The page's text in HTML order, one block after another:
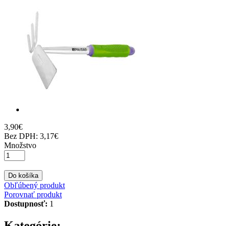
3,90€
Bez DPH: 3,17€
Množstvo
Do košíka
Obľúbený produkt
Porovnať produkt
Dostupnosť: 1